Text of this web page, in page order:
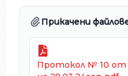
Прикачени
Протокол № 10 от